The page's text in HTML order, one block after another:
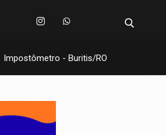
Impostômetro - Buritis/RO